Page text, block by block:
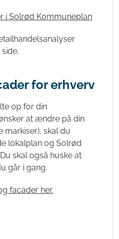
i Solrød Kommuneplan
for erhverv
op for din
at ændre på din
markiser), skal du
lokalplan og Solrød
skal også huske at
går i gang.
facader her.